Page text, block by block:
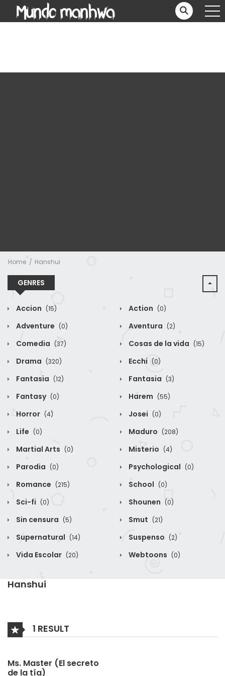
Home Hanshui
GENRES
Accion (15) Action (0)
Adventure (0) Aventura (2)
Comedia (37) Cosas de la vida (15)
Drama (320) Ecchi (0)
Fantasia (12) Fantasia (3)
Fantasy (0) Harem (55)
Horror (4) Josei (0)
Life (0) Maduro (208)
Martial Arts (0) Misterio (4)
Parodia (0) Psychological (0)
Romance (215) School (0)
Sci-fi (0) Shounen (0)
Sin censura (5) Smut (21)
Supernatural (14) Suspenso (2)
Vida Escolar (20) Webtoons (0)
Hanshui
1 RESULT
Ms. Master (El secreto
de la tía)